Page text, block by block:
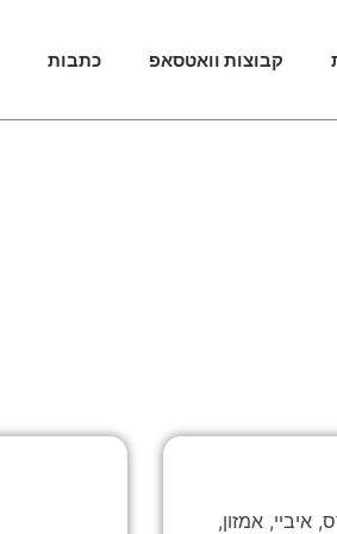
כתבות קבוצות וואטסאפ
אמזון,